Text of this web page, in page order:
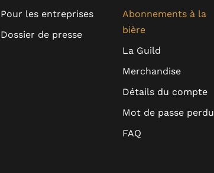
Pour les entreprises
Dossier de presse
Abonnements à la
bière
La Guild
Merchandise
Détails du compte
Mot de passe perdu
FAQ